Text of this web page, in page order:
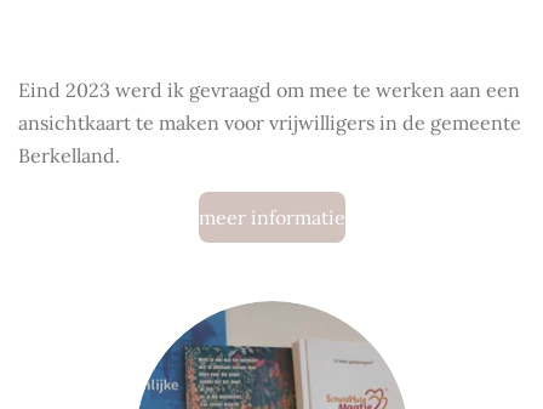
Eind 2023 werd ik gevraagd om mee te werken aan een
ansichtkaart te maken voor vrijwilligers in de gemeente
Berkelland.
meer informatie